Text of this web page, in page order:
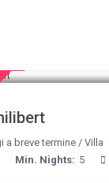
a breve termine/ Villa
Min. Nights: 5